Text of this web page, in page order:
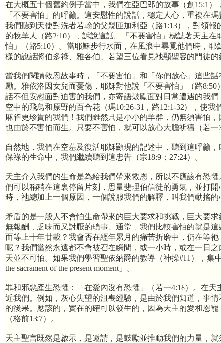
在大概五十個舊約例子當中，我們在亞巴郎的故事（創15:1
「不要害怕」的呼籲。這安慰性的說話，穩定人心，重複在
我們聽到天使對洗者若翰的父親匝加利亞（路1:13），對領
的牧羊人（路2:10），訴說這話。「不要害怕」標誌著天主
怕」（路5:10）。當耶穌步行水面，在風浪中尋覓他們時，
樣的說話將伯多祿、雅各伯、若望三位看見祂顯聖容的門徒
當我們閱讀救恩故事時，「不要害怕」和「你們放心」這些
勵。雅依洛因女兒而憂傷，耶穌對他說「不要害怕」（路
話不但安慰面對迫害的我們，亦寄語鼓勵面對日常遭遇的我
空中的飛鳥和原野的百合花（瑪10:26-31，路12:1-32），使
麻雀更珍貴的我們！我們雖然只是小小的羊群，仍無須害怕
也由於不害怕而生。只要不害怕，就可以放心大膽祈禱（若
自然地，我們在空墓及復活耶穌顯現的記述中，聽到這呼籲
保祿的生命中，我們繼續聽到這忠告（宗18:9；27:24）。
天主介入我們的生命是為給我們帶來救恩，所以不應該有恐
們可以稍稍在這裏停留片刻，思量斐理伯信徒的勇氣，並打
時，祂總加上一個原因，一個說服我們的解釋，叫我們動搖
矛盾的是一般人不會怕生命帶來的巨大要求和挑戰，巨大要
無報酬，乏味而又討厭的瑣事。通常，我們比較害怕的就是
而等上十年廿載？我會否在經年累月的痛苦折磨中，仍在等
呢？我們當然永遠都不會被召在瞬間，或一小時，或在一日
天並不可怕。如果我們學習聖依納爵的教導（神操#11），
the sacrament of the present moment」。
罪和邪惡產生恐懼：「在愛內沒有恐懼」（若一4:18）。在
近我們。例如，灰心失望的沮喪經驗，是由於我們知道，事
的後果。應該的，實在的確可以發生的，因為天主的愛和恩
（格前13:7）。
天主聖言既然是啟示，是邀請，是鼓勵並推動我們的力量，